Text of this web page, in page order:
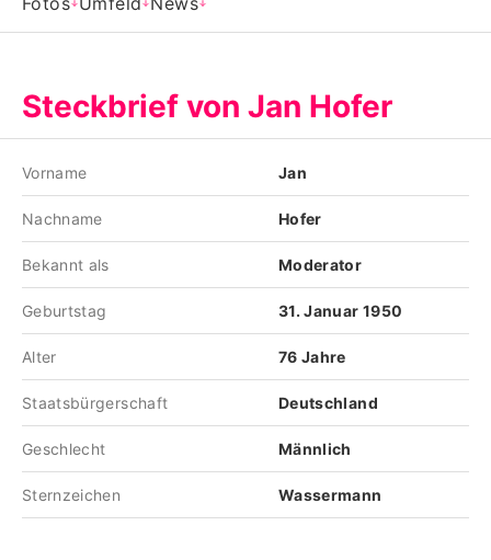
Impressum
Nutzungsbedingungen
Utiq verwalten
Steckbrief von Jan Hofer
Vorname Jan
Nachname Hofer
Bekannt als Moderator
Geburtstag 31. Januar 1950
Alter 76 Jahre
Staatsbürgerschaft Deutschland
Geschlecht Männlich
Sternzeichen Wassermann